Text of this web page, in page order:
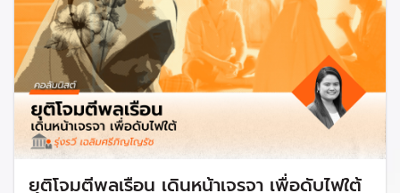
ยุติโจมตีพลเรือน เดินหน้าเจรจา เพื่อดับไฟใต้